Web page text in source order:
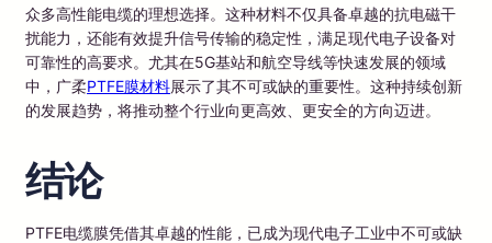
众多高性能电缆的理想选择。这种材料不仅具备卓越的抗电磁干
扰能力，还能有效提升信号传输的稳定性，满足现代电子设备对
可靠性的高要求。尤其在5G基站和航空导线等快速发展的领域
中，广柔PTFE膜材料展示了其不可或缺的重要性。这种持续创新
的发展趋势，将推动整个行业向更高效、更安全的方向迈进。
结论
PTFE电缆膜凭借其卓越的性能，已成为现代电子工业中不可或缺